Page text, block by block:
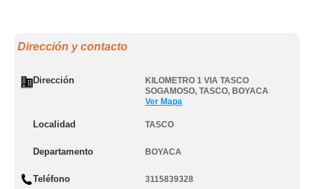
Dirección y contacto
Dirección
KILOMETRO 1 VIA TASCO
SOGAMOSO, TASCO, BOYACA
Ver Mapa
Localidad TASCO
Departamento BOYACA
Teléfono
3115839328